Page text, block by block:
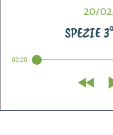
20/
SPEZIE
00:00